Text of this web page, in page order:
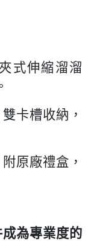
式伸縮溜溜
卡槽收納，
原廠禮盒，
為專業度的